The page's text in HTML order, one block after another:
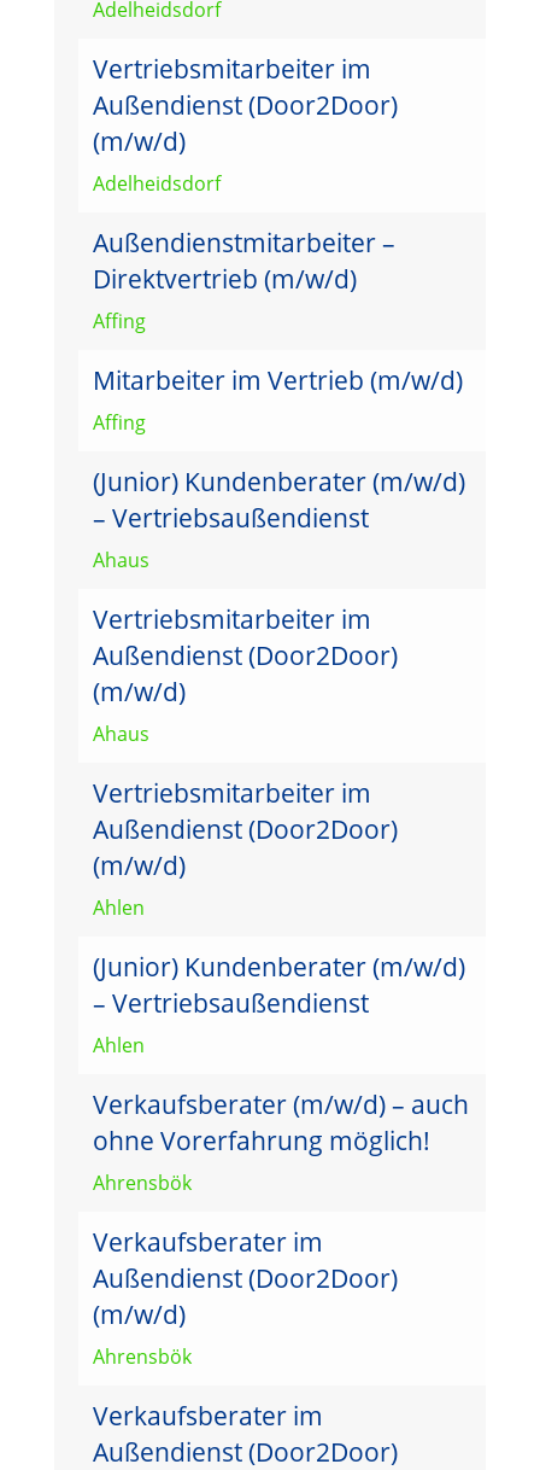
Adelheidsdorf
Vertriebsmitarbeiter im
Außendienst (Door2Door)
(m/w/d)
Adelheidsdorf
Außendienstmitarbeiter –
Direktvertrieb (m/w/d)
Affing
Mitarbeiter im Vertrieb (m/w/d)
Affing
(Junior) Kundenberater (m/w/d)
– Vertriebsaußendienst
Ahaus
Vertriebsmitarbeiter im
Außendienst (Door2Door)
(m/w/d)
Ahaus
Vertriebsmitarbeiter im
Außendienst (Door2Door)
(m/w/d)
Ahlen
(Junior) Kundenberater (m/w/d)
– Vertriebsaußendienst
Ahlen
Verkaufsberater (m/w/d) – auch
ohne Vorerfahrung möglich!
Ahrensbök
Verkaufsberater im
Außendienst (Door2Door)
(m/w/d)
Ahrensbök
Verkaufsberater im
Außendienst (Door2Door)